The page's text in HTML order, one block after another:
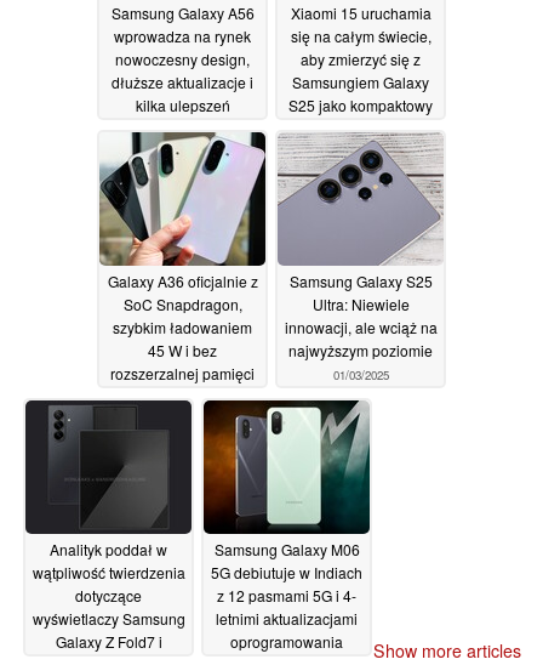
Samsung Galaxy A56
wprowadza na rynek
nowoczesny design,
dłuższe aktualizacje i
kilka ulepszeń
sprzętowych02/03/2025
Xiaomi 15 uruchamia
się na całym świecie,
aby zmierzyć się z
Samsungiem Galaxy
S25 jako kompaktowy
flagowiec Qualcomm
Snapdragon 8 Elite do
pokonania02/03/2025
Galaxy A36 oficjalnie z
SoC Snapdragon,
szybkim ładowaniem
45 W i bez
rozszerzalnej pamięci
masowej02/03/2025
Samsung Galaxy S25
Ultra: Niewiele
innowacji, ale wciąż na
najwyższym poziomie
01/03/2025
Analityk poddał w
wątpliwość twierdzenia
dotyczące
wyświetlaczy Samsung
Galaxy Z Fold7 i
Samsung Galaxy M06
5G debiutuje w Indiach
z 12 pasmami 5G i 4-
letnimi aktualizacjami
oprogramowania
Show more articles